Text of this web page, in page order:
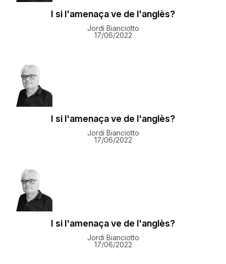
I si l'amenaça ve de l'anglès?
Jordi Bianciotto
17/06/2022
I si l'amenaça ve de l'anglès?
Jordi Bianciotto
17/06/2022
I si l'amenaça ve de l'anglès?
Jordi Bianciotto
17/06/2022